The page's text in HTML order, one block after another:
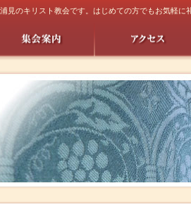
見のキリスト教会です。はじめての方でもお気軽に